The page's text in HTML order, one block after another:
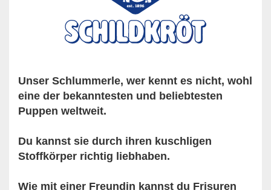
Unser Schlummerle, wer kennt es nicht, wohl
eine der bekanntesten und beliebtesten
Puppen weltweit.
Du kannst sie durch ihren kuschligen
Stoffkörper richtig liebhaben.
Wie mit einer Freundin kannst du Frisuren